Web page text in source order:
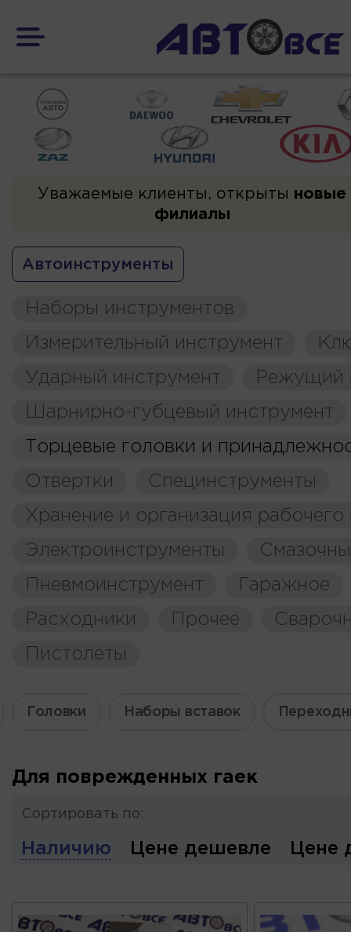
Уважаемые клиенты, открыты новые
филиалы
Автоинструменты
Наборы инструментов
Измерительный инструмент
Ударный инструмент
Режущий
Шарнирно-губцевый инструмент
Торцевые головки и
Отвертки
Специнструменты
Хранение и организация рабочего
Электроинструменты
Пневмоинструмент
Гаражное
Расходники
Прочее
Пистолеты
Головки Наборы вставок
Для поврежденных гаек
Сортировать по:
Наличию Цене дешевле Цене